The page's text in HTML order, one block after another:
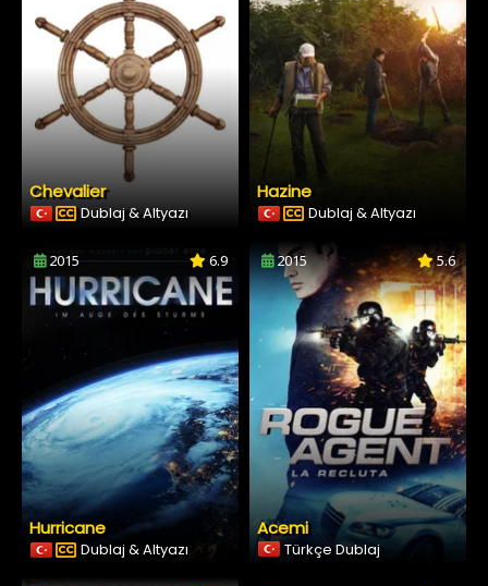
Chevalier
Dublaj & Altyazı
Hazine
Dublaj & Altyazı
2015 6.9
Hurricane
Dublaj & Altyazı
2015 5.6
Acemi
Türkçe Dublaj